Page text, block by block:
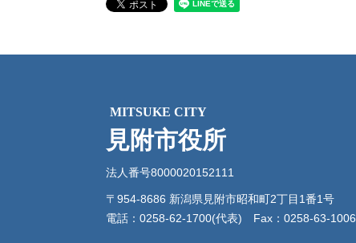
MITSUKE CITY
見附市役所
法人番号8000020152111
〒954-8686 新潟県見附市昭和町2丁目1番1号
電話：0258-62-1700(代表) Fax：0258-63-1006